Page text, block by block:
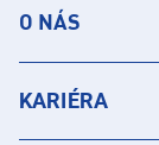
O NÁS
KARIÉRA